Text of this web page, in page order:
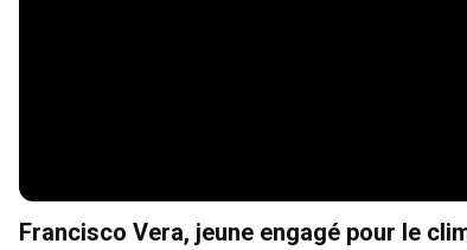
Francisco Vera, jeune engagé pour le